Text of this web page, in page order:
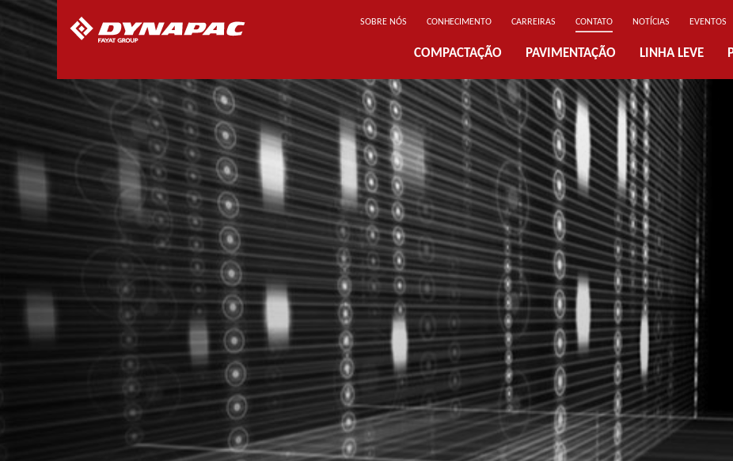
SOBRE NÓS CONHECIMENTO CARREIRAS CONTATO NOTÍCIAS EVENTOS
COMPACTAÇÃO PAVIMENTAÇÃO LINHA LEVE